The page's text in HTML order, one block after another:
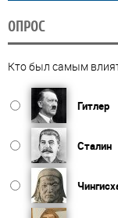
ОПРОС
Кто был самым
Гитлер
Сталин